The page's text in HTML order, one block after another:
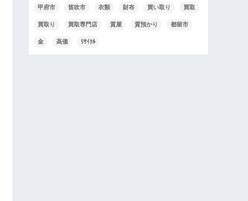
甲府市 笛吹市 衣類 財布 買い取り 買取
買取り 買取専門店 質屋 質預かり 都留市
金 高価 ﾘｻｲｸﾙ